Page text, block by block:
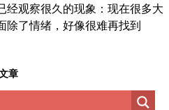
经观察很久的现象：现在很多大
除了情绪，好像很难再找到
章